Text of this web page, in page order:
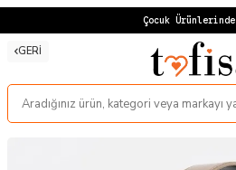
Çocuk Ürünlerinde
GERI